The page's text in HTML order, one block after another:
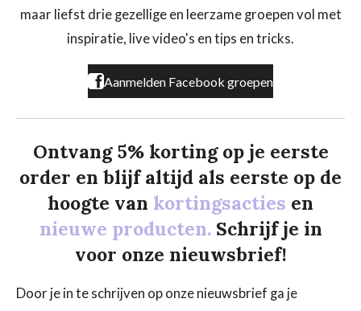
o
k
r
a
maar liefst drie gezellige en leerzame groepen vol met
inspiratie, live video's en tips en tricks.
Aanmelden Facebook groepen
Ontvang 5% korting op je eerste
order en blijf altijd als eerste op de
hoogte van kortingsacties en
nieuwe producten. Schrijf je in
voor onze nieuwsbrief!
Door je in te schrijven op onze nieuwsbrief ga je